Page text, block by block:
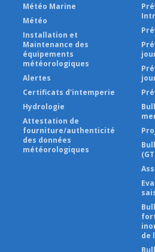
Météo Marine
Météo
Installation et
Maintenance des
équipements
météorologiques
Alertes
Certificats d'intemperie
Hydrologie
Attestation de
fourniture/authenticité
des données
météorologiques
de